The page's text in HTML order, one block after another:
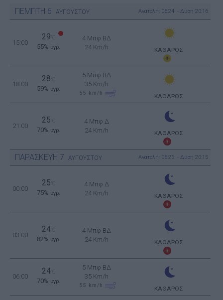
ΠΕΜΠΤΗ 6 ΑΥΓΟΥΣΤΟΥ Ανατολή: 06:24 - Δύση 20:16
15:00
29
55% υγρ.
4 Μπφ ΒΔ
24 Km/h
ΚΑΘΑΡΟΣ
18:00
28
59% υγρ.
5 Μπφ ΒΔ
35 Km/h
55 km/h ΚΑΘΑΡΟΣ
21:00
25
70% υγρ.
4 Μπφ Δ
24 Km/h
ΚΑΘΑΡΟΣ
ΠΑΡΑΣΚΕΥΗ 7 ΑΥΓΟΥΣΤΟΥ Ανατολή: 06:25 - Δύση 20:15
00:00
25
75% υγρ.
4 Μπφ Δ
24 Km/h
ΚΑΘΑΡΟΣ
03:00
24°C
82% υγρ.
4 Μπφ ΒΔ
24 Km/h
ΚΑΘΑΡΟΣ
06:00
24°C
70% υγρ.
5 Μπφ ΒΔ
35 Km/h
55 km/h ΚΑΘΑΡΟΣ